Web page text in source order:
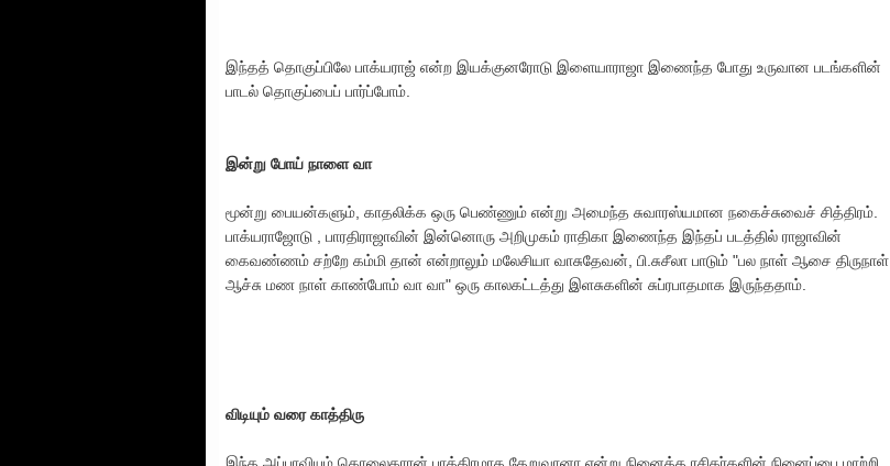
இந்தத் தொகுப்பிலே பாக்யராஜ் என்ற இயக்குனரோடு இளையாராஜா இணைந்த போது உருவான படங்களின்
பாடல் தொகுப்பைப் பார்ப்போம்.
இன்று போய் நாளை வா
மூன்று பையன்களும், காதலிக்க ஒரு பெண்ணும் என்று அமைந்த சுவாரஸ்யமான நகைச்சுவைச் சித்திரம்.
பாக்யராஜோடு , பாரதிராஜாவின் இன்னொரு அறிமுகம் ராதிகா இணைந்த இந்தப் படத்தில் ராஜாவின்
கைவண்ணம் சற்றே கம்மி தான் என்றாலும் மலேசியா வாசுதேவன், பி.சுசீலா பாடும் "பல நாள் ஆசை திருநாள்
ஆச்சு மண நாள் காண்போம் வா வா" ஒரு காலகட்டத்து இளசுகளின் சுப்ரபாதமாக இருந்ததாம்.
விடியும் வரை காத்திரு